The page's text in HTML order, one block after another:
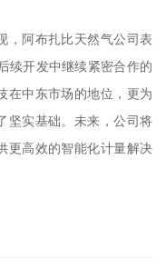
，阿布扎比天然气公司表
续开发中继续紧密合作的
在中东市场的地位，更为
坚实基础。未来，公司将
更高效的智能化计量解决